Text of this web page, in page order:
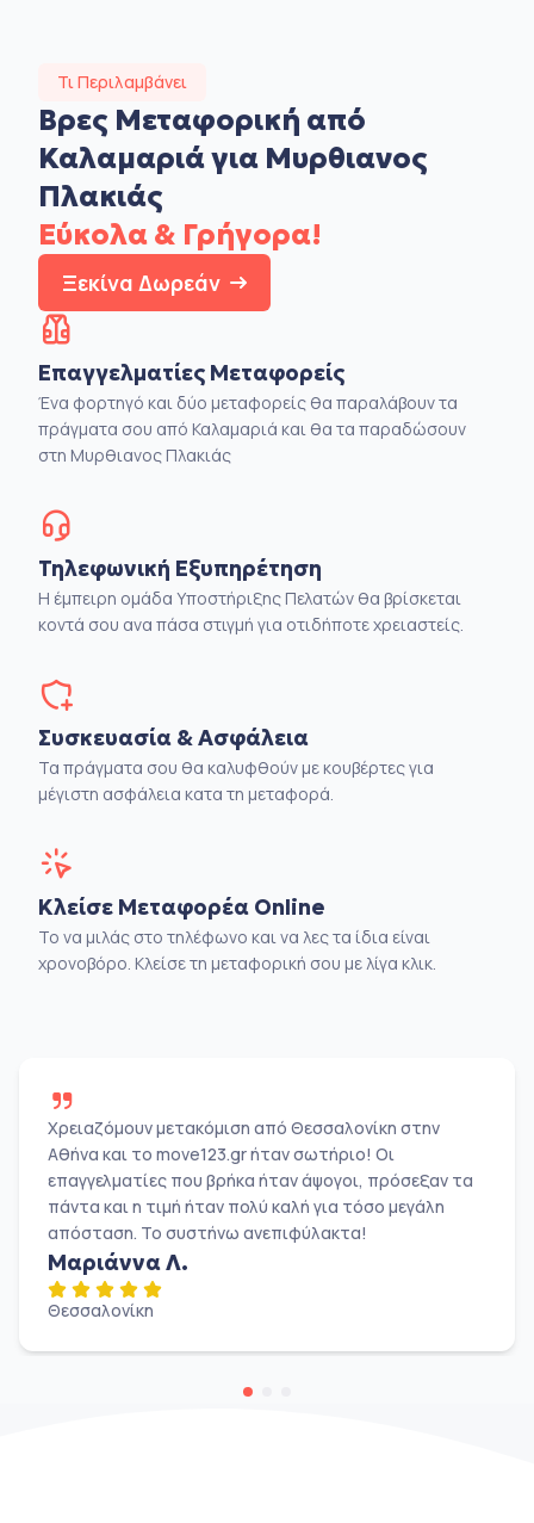
Τι Περιλαμβάνει
Βρες Μεταφορική από
Καλαμαριά για Μυρθιανος
Πλακιάς
Εύκολα & Γρήγορα!
Ξεκίνα Δωρεάν
Επαγγελματίες Μεταφορείς
Ένα φορτηγό και δύο μεταφορείς θα παραλάβουν τα
πράγματα σου από Καλαμαριά και θα τα παραδώσουν
στη Μυρθιανος Πλακιάς
Τηλεφωνική Εξυπηρέτηση
Η έμπειρη ομάδα Υποστήριξης Πελατών θα βρίσκεται
κοντά σου ανα πάσα στιγμή για οτιδήποτε χρειαστείς.
Συσκευασία & Ασφάλεια
Τα πράγματα σου θα καλυφθούν με κουβέρτες για
μέγιστη ασφάλεια κατα τη μεταφορά.
Κλείσε Μεταφορέα Online
Το να μιλάς στο τηλέφωνο και να λες τα ίδια είναι
χρονοβόρο. Κλείσε τη μεταφορική σου με λίγα κλικ.
Χρειαζόμουν μετακόμιση από Θεσσαλονίκη στην
Αθήνα και το move123.gr ήταν σωτήριο! Οι
επαγγελματίες που βρήκα ήταν άψογοι, πρόσεξαν τα
πάντα και η τιμή ήταν πολύ καλή για τόσο μεγάλη
απόσταση. Το συστήνω ανεπιφύλακτα!
Μαριάννα Λ.
Θεσσαλονίκη